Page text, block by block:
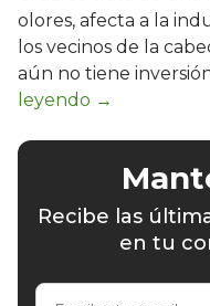
olores, afecta a la
los vecinos de la
aún no tiene
Recibe las
en tu
Escribe